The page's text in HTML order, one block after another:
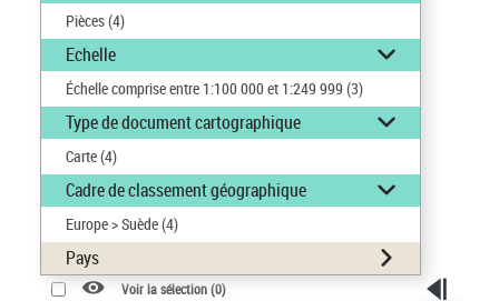
Pièces(4)
Echelle
Échelle comprise entre 1:100 000 et 1:249 999 (3)
Type de document cartographique
Carte(4)
Cadre de classement géographique
Europe > Suède(4)
Pays
Voir la sélection (0)